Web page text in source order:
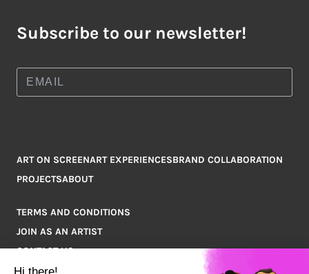
Subscribe to our newsletter!
ART ON SCREENART EXPERIENCESBRAND COLLABORATION
PROJECTSABOUT
TERMS AND CONDITIONS
JOIN AS AN ARTIST
CONTACT US
Q&A